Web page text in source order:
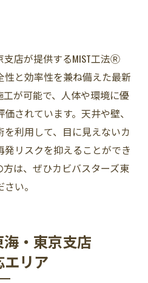
店が提供するMIST工法Ⓡ
と効率性を兼ね備えた最新
が可能で、人体や環境に優
されています。天井や壁、
利用して、目に見えないカ
発リスクを抑えることができ
は、ぜひカビバスターズ東
い。
・東京支店
リア